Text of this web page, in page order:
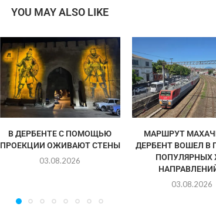
YOU MAY ALSO LIKE
В ДЕРБЕНТЕ С ПОМОЩЬЮ
ПРОЕКЦИИ ОЖИВАЮТ СТЕНЫ
03.08.2026
МАРШРУТ
ДЕРБЕНТ ВОШЕЛ В
ПОПУЛЯРНЫХ
03.08.2026